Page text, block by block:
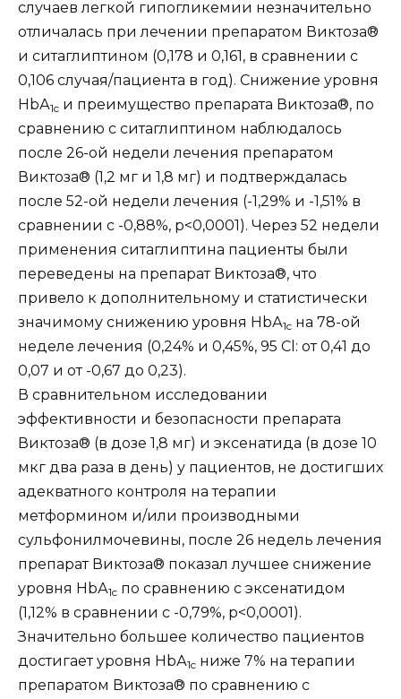
случаев легкой гипогликемии незначительно
отличалась при лечении препаратом Виктоза®
и ситаглиптином (0,178 и 0,161, в сравнении с
0,106 случая/пациента в год). Снижение уровня
НbА1c и преимущество препарата Виктоза®, по
сравнению с ситаглиптином наблюдалось
после 26-ой недели лечения препаратом
Виктоза® (1,2 мг и 1,8 мг) и подтверждалась
после 52-ой недели лечения (-1,29% и -1,51% в
сравнении с -0,88%, р<0,0001). Через 52 недели
применения ситаглиптина пациенты были
переведены на препарат Виктоза®, что
привело к дополнительному и статистически
значимому снижению уровня НbА1c на 78-ой
неделе лечения (0,24% и 0,45%, 95 Cl: от 0,41 до
0,07 и от -0,67 до 0,23).
В сравнительном исследовании
эффективности и безопасности препарата
Виктоза® (в дозе 1,8 мг) и эксенатида (в дозе 10
мкг два раза в день) у пациентов, не достигших
адекватного контроля на терапии
метформином и/или производными
сульфонилмочевины, после 26 недель лечения
препарат Виктоза® показал лучшее снижение
уровня НbА1c по сравнению с эксенатидом
(1,12% в сравнении с -0,79%, р<0,0001).
Значительно большее количество пациентов
достигает уровня НbА1c ниже 7% на терапии
препаратом Виктоза® по сравнению с